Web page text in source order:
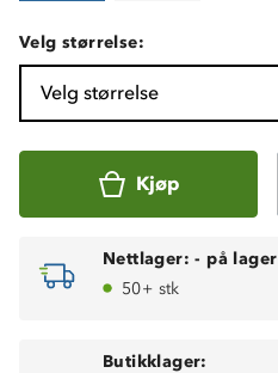
Velg størrelse:
Velg størrelse
Kjøp
Nettlager: - på lager
50+ stk
Butikklager: